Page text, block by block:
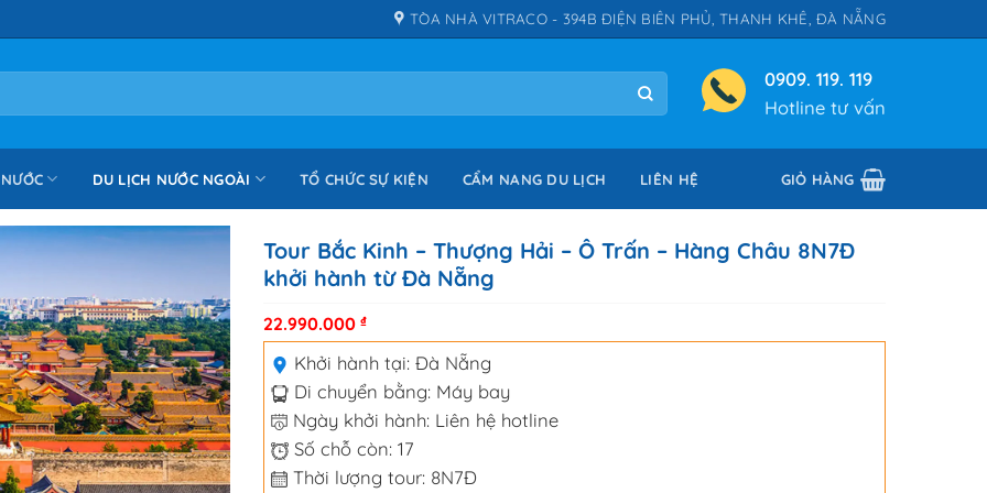
TÒA NHÀ VITRACO - 394B ĐIỆN BIÊN PHỦ, THANH KHÊ, ĐÀ NẴNG
0909. 119. 119
Hotline tư vấn
DU LỊCH NƯỚC NGOÀI TỔ CHỨC SỰ KIỆN CẨM NANG DU LỊCH LIÊN HỆ GIỎ HÀNG
Tour Bắc Kinh – Thượng Hải – Ô Trấn – Hàng Châu 8N7Đ
khởi hành từ Đà Nẵng
22.990.000 ₫
Khởi hành tại: Đà Nẵng
Di chuyển bằng: Máy bay
Ngày khởi hành: Liên hệ hotline
Số chỗ còn: 17
Thời lượng tour: 8N7Đ